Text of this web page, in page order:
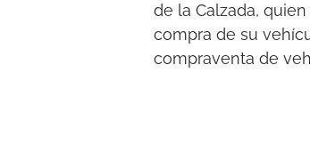
de la Calzada,
compra de su
compraventa de